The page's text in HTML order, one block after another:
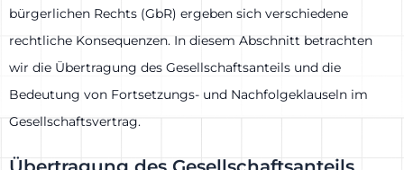
bürgerlichen Rechts (GbR) ergeben sich verschiedene
rechtliche Konsequenzen. In diesem Abschnitt betrachten
wir die Übertragung des Gesellschaftsanteils und die
Bedeutung von Fortsetzungs- und Nachfolgeklauseln im
Gesellschaftsvertrag.